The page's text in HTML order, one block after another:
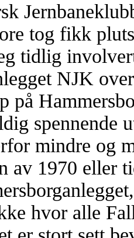
tog fikk
tidlig
NJK
på
mindre og
av 1970 eller
hvor alle